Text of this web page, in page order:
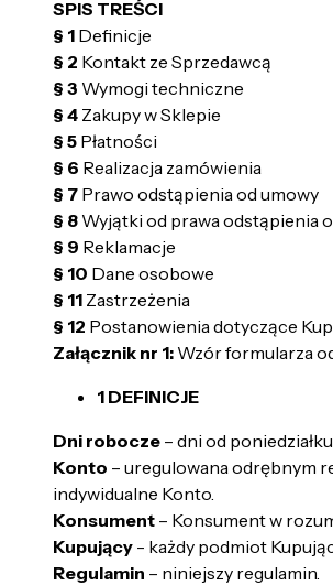
SPIS TREŚCI
§ 1 Definicje
§ 2 Kontakt ze Sprzedawcą
§ 3 Wymogi techniczne
§ 4 Zakupy w Sklepie
§ 5 Płatności
§ 6 Realizacja zamówienia
§ 7 Prawo odstąpienia od umowy
§ 8 Wyjątki od prawa odstąpienia
§ 9 Reklamacje
§ 10 Dane osobowe
§ 11 Zastrzeżenia
§ 12 Postanowienia dotyczące
Załącznik nr 1: Wzór formularza
1 DEFINICJE
Dni robocze – dni od
Konto – uregulowana odrębnym
indywidualne Konto.
Konsument – Konsument w
Kupujący - każdy podmiot
Regulamin – niniejszy regulamin.